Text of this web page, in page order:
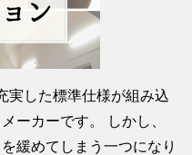
実した標準仕様が組み込
ーカーです。 しかし、
緩めてしまう一つになり